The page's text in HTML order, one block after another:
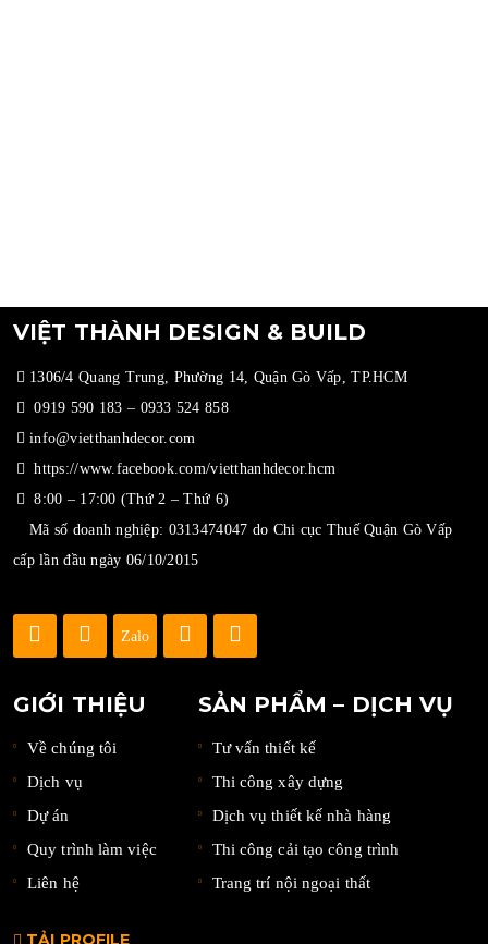
VIỆT THÀNH DESIGN & BUILD
1306/4 Quang Trung, Phường 14, Quận Gò Vấp, TP.HCM
0919 590 183 – 0933 524 858
info@vietthanhdecor.com
https://www.facebook.com/vietthanhdecor.hcm
8:00 – 17:00 (Thứ 2 – Thứ 6)
Mã số doanh nghiệp: 0313474047 do Chi cục Thuế Quận Gò Vấp
cấp lần đầu ngày 06/10/2015
Zalo
GIỚI THIỆU
Về chúng tôi
Dịch vụ
Dự án
Quy trình làm việc
Liên hệ
TẢI PROFILE
SẢN PHẨM – DỊCH VỤ
Tư vấn thiết kế
Thi công xây dựng
Dịch vụ thiết kế nhà hàng
Thi công cải tạo công trình
Trang trí nội ngoại thất